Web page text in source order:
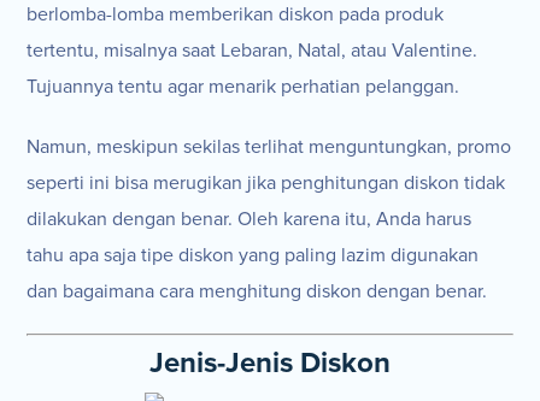
berlomba-lomba memberikan diskon pada produk
tertentu, misalnya saat Lebaran, Natal, atau Valentine.
Tujuannya tentu agar menarik perhatian pelanggan.
Namun, meskipun sekilas terlihat menguntungkan, promo
seperti ini bisa merugikan jika penghitungan diskon tidak
dilakukan dengan benar. Oleh karena itu, Anda harus
tahu apa saja tipe diskon yang paling lazim digunakan
dan bagaimana cara menghitung diskon dengan benar.
Jenis-Jenis Diskon